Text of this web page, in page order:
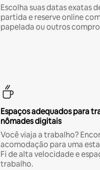
Escolha suas datas exatas
partida e reserve online
papelada ou outros
Espaços adequados para
nômades digitais
Você viaja a trabalho?
acomodação para uma
Fi de alta velocidade e
trabalho.